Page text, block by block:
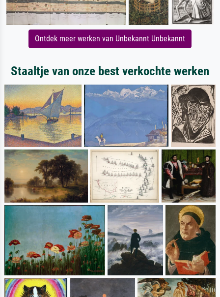
Ontdek meer werken van Unbekannt Unbekannt
Staaltje van onze best verkochte werken